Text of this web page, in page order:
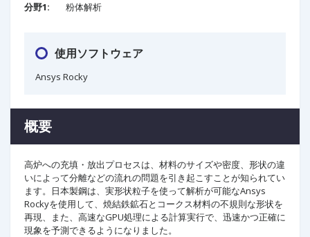
分野1: 粉体解析
使用ソフトウェア
Ansys Rocky
概要
高炉への充填・放出プロセスは、材料のサイズや密度、形状の違
いによって分離などの流れの問題を引き起こすことが知られてい
ます。日本製鋼は、実形状粒子を使って解析が可能なAnsys
Rockyを使用して、焼結鉄鉱石とコークス材料の不規則な形状を
再現、また、高速なGPU処理による計算実行で、迅速かつ正確に
現象を予測できるようになりました。